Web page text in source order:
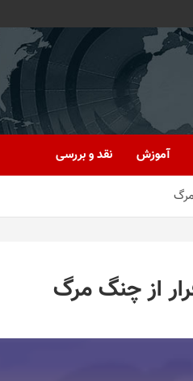
آموزش نقد و بررسی